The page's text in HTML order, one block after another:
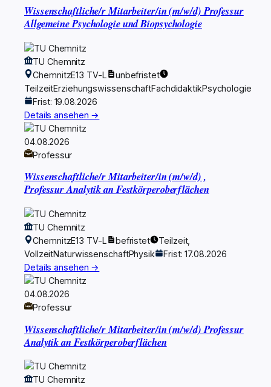
Wissenschaftliche/r Mitarbeiter/in (m/w/d) Professur
Allgemeine Psychologie und Biopsychologie
TU Chemnitz
ChemnitzE13 TV-L
unbefristet
TeilzeitErziehungswissenschaftFachdidaktikPsychologie
Frist: 19.08.2026
Details ansehen →
04.08.2026
Professur
Wissenschaftliche/r Mitarbeiter/in (m/w/d) ,
Professur Analytik an Festkörperoberflächen
TU Chemnitz
ChemnitzE13 TV-L befristet
Teilzeit,
VollzeitNaturwissenschaftPhysik
Frist: 17.08.2026
Details ansehen →
04.08.2026
Professur
Wissenschaftliche/r Mitarbeiter/in (m/w/d) Professur
Analytik an Festkörperoberflächen
TU Chemnitz